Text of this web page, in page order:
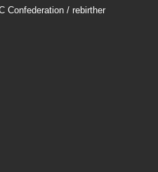
Confederation / rebirther